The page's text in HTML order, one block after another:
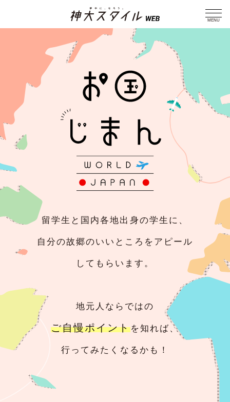
MENU
留学生と国内各地出身の学生に、
自分の故郷のいいところをアピール
してもらいます。
地元人ならではの
ご自慢ポイントを知れば、
行ってみたくなるかも！